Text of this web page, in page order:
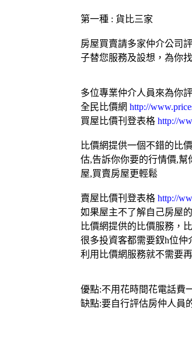
第一種 : 貨比三家
房屋買賣請多家仲介公司
子替您服務及設想，為你
多位專業仲介人員來為你
全民比價網 http://
買屋比價刊登表格 http://
比價網提供一個不錯的比
估,告訴你你要的行情價,
屋,買賣房屋更輕鬆
賣屋比價刊登表格 http://
如果屋主不了解自己房屋
比價網提供的比價服務，
很多投資客都需要釵h位仲
利用比價網服務就不需要
優點:不用花時間花電話費
缺點:要自行評估房仲人員